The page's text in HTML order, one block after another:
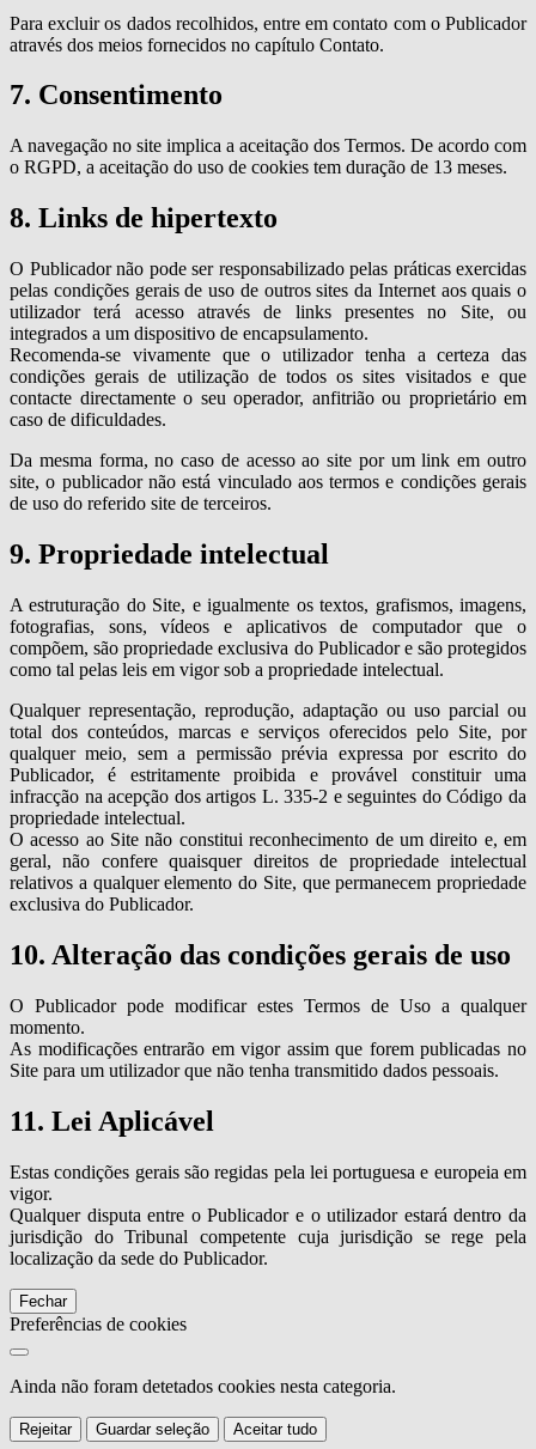
Para excluir os dados recolhidos, entre em contato com o Publicador
através dos meios fornecidos no capítulo Contato.
7. Consentimento
A navegação no site implica a aceitação dos Termos. De acordo com
o RGPD, a aceitação do uso de cookies tem duração de 13 meses.
8. Links de hipertexto
O Publicador não pode ser responsabilizado pelas práticas exercidas
pelas condições gerais de uso de outros sites da Internet aos quais o
utilizador terá acesso através de links presentes no Site, ou
integrados a um dispositivo de encapsulamento.
Recomenda-se vivamente que o utilizador tenha a certeza das
condições gerais de utilização de todos os sites visitados e que
contacte directamente o seu operador, anfitrião ou proprietário em
caso de dificuldades.
Da mesma forma, no caso de acesso ao site por um link em outro
site, o publicador não está vinculado aos termos e condições gerais
de uso do referido site de terceiros.
9. Propriedade intelectual
A estruturação do Site, e igualmente os textos, grafismos, imagens,
fotografias, sons, vídeos e aplicativos de computador que o
compõem, são propriedade exclusiva do Publicador e são protegidos
como tal pelas leis em vigor sob a propriedade intelectual.
Qualquer representação, reprodução, adaptação ou uso parcial ou
total dos conteúdos, marcas e serviços oferecidos pelo Site, por
qualquer meio, sem a permissão prévia expressa por escrito do
Publicador, é estritamente proibida e provável constituir uma
infracção na acepção dos artigos L. 335-2 e seguintes do Código da
propriedade intelectual.
O acesso ao Site não constitui reconhecimento de um direito e, em
geral, não confere quaisquer direitos de propriedade intelectual
relativos a qualquer elemento do Site, que permanecem propriedade
exclusiva do Publicador.
10. Alteração das condições gerais de uso
O Publicador pode modificar estes Termos de Uso a qualquer
momento.
As modificações entrarão em vigor assim que forem publicadas no
Site para um utilizador que não tenha transmitido dados pessoais.
11. Lei Aplicável
Estas condições gerais são regidas pela lei portuguesa e europeia em
vigor.
Qualquer disputa entre o Publicador e o utilizador estará dentro da
jurisdição do Tribunal competente cuja jurisdição se rege pela
localização da sede do Publicador.
Fechar
Preferências de cookies
Ainda não foram detetados cookies nesta categoria.
Rejeitar Guardar seleção Aceitar tudo